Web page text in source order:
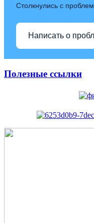
Столкнулись с
Написать о
Полезные ссылки